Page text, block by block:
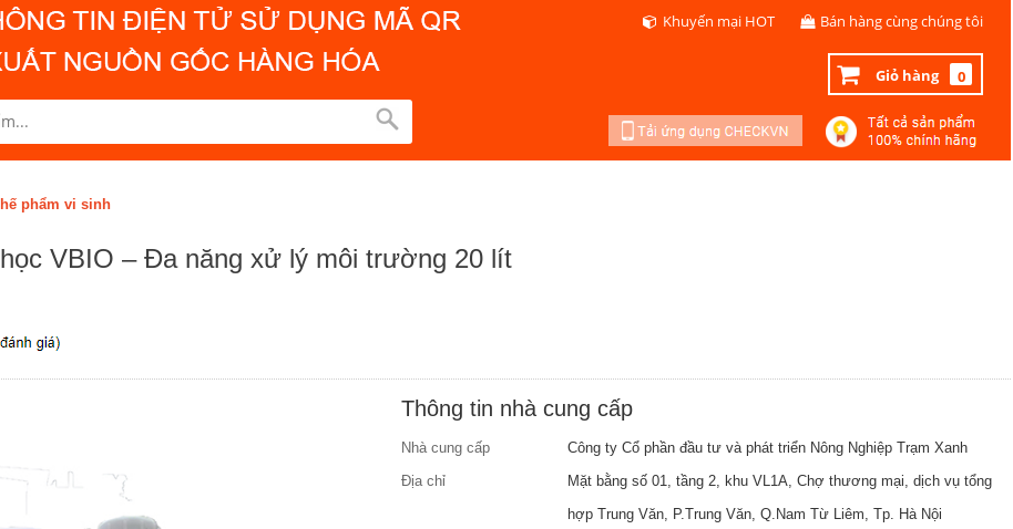
Khuyến mại HOT Bán hàng cùng chúng tôi
Giỏ hàng 0
phẩm vi sinh
VBIO – Đa năng xử lý môi trường 20 lít
Thông tin nhà cung cấp
Nhà cung cấp
Công ty Cổ phần đầu tư và phát triển Nông Nghiệp Trạm Xanh
Địa chỉ
Mặt bằng số 01, tầng 2, khu VL1A, Chợ thương mại, dịch vụ tổng
hợp Trung Văn, P.Trung Văn, Q.Nam Từ Liêm, Tp. Hà Nội